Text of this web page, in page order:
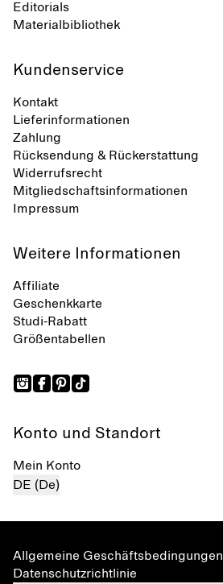
Editorials
Materialbibliothek
Kundenservice
Kontakt
Lieferinformationen
Zahlung
Rücksendung & Rückerstattung
Widerrufsrecht
Mitgliedschaftsinformationen
Impressum
Weitere Informationen
Affiliate
Geschenkkarte
Studi-Rabatt
Größentabellen
Konto und Standort
Mein Konto
DE (De)
Allgemeine Geschäftsbedingungen
Datenschutzrichtlinie